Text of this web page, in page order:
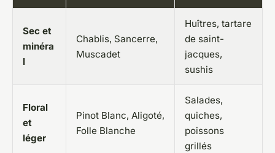
Sec et
minéra
l
Chablis, Sancerre,
Muscadet
Huîtres, tartare
de saint-
jacques,
sushis
Floral
et
léger
Pinot Blanc, Aligoté,
Folle Blanche
Salades,
quiches,
poissons
grillés